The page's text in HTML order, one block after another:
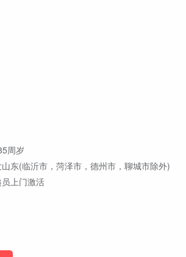
周岁
东(临沂市，菏泽市，德州市，聊城市除外)
上门激活